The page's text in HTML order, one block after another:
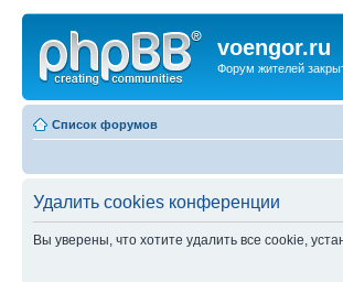
voengor.ru
Форум жителей
Список форумов
Удалить cookies конференции
Вы уверены, что хотите удалить все cookie,